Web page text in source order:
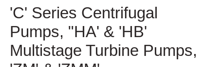
'C' Series Centrifugal
Pumps, "HA' & 'HB'
Multistage Turbine Pumps,